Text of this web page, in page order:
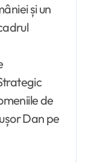
și un
de
Dan pe